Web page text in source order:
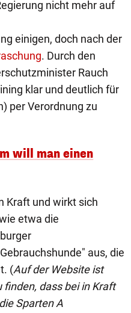
nicht mehr auf
einigen, doch nach der
. Durch den
Rauch
klar und deutlich für
per Verordnung zu
will man einen
Kraft und wirkt sich
etwa die
aus, die
(Auf der Website ist
dass bei in Kraft
Sparten A